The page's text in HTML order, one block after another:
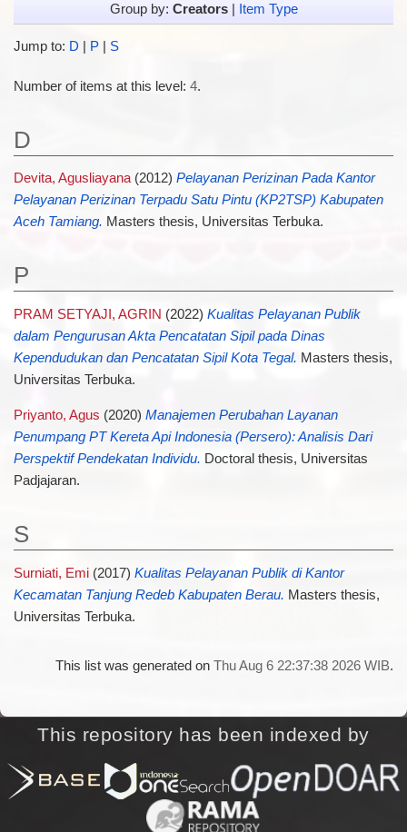
Group by: Creators| Item Type
Jump to: D | P| S
Number of items at this level: 4.
D
Devita, Agusliayana(2012) Pelayanan Perizinan Pada Kantor
Pelayanan Perizinan Terpadu Satu Pintu (KP2TSP) Kabupaten
Aceh Tamiang. Masters thesis, Universitas Terbuka.
P
PRAM SETYAJI, AGRIN (2022) Kualitas Pelayanan Publik
dalam Pengurusan Akta Pencatatan Sipil pada Dinas
Kependudukan dan Pencatatan Sipil Kota Tegal. Masters thesis,
Universitas Terbuka.
Priyanto, Agus (2020) Manajemen Perubahan Layanan
Penumpang PT Kereta Api Indonesia (Persero): Analisis Dari
Perspektif Pendekatan Individu. Doctoral thesis, Universitas
Padjajaran.
S
Surniati, Emi(2017) Kualitas Pelayanan Publik di Kantor
Kecamatan Tanjung Redeb Kabupaten Berau. Masters thesis,
Universitas Terbuka.
This list was generated onThu Aug 6 22:37:38 2026 WIB.
This repository has been indexed by